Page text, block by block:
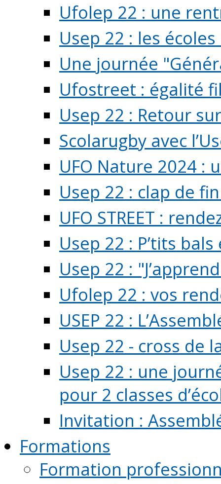
Ufolep 22 : une
Usep 22 : les
Une journée
Ufostreet : égalité
Usep 22 : Retour
Scolarugby avec
UFO Nature 2024 :
Usep 22 : clap de
UFO STREET :
Usep 22 : P’tits
Usep 22 :
Ufolep 22 : vos
USEP 22 :
Usep 22 - cross de
Usep 22 : une
pour 2 classes
Invitation :
Formations
Formation